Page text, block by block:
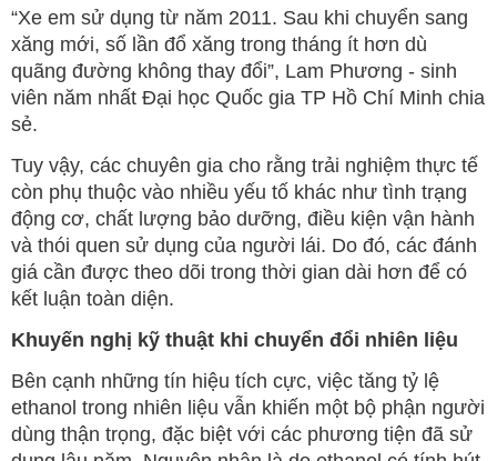
“Xe em sử dụng từ năm 2011. Sau khi chuyển sang
xăng mới, số lần đổ xăng trong tháng ít hơn dù
quãng đường không thay đổi”, Lam Phương - sinh
viên năm nhất Đại học Quốc gia TP Hồ Chí Minh chia
sẻ.
Tuy vậy, các chuyên gia cho rằng trải nghiệm thực tế
còn phụ thuộc vào nhiều yếu tố khác như tình trạng
động cơ, chất lượng bảo dưỡng, điều kiện vận hành
và thói quen sử dụng của người lái. Do đó, các đánh
giá cần được theo dõi trong thời gian dài hơn để có
kết luận toàn diện.
Khuyến nghị kỹ thuật khi chuyển đổi nhiên liệu
Bên cạnh những tín hiệu tích cực, việc tăng tỷ lệ
ethanol trong nhiên liệu vẫn khiến một bộ phận người
dùng thận trọng, đặc biệt với các phương tiện đã sử